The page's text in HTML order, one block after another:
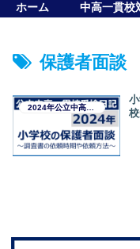
ホーム 中高一貫校
保護者面談
2024年公立中高一貫校受検日記